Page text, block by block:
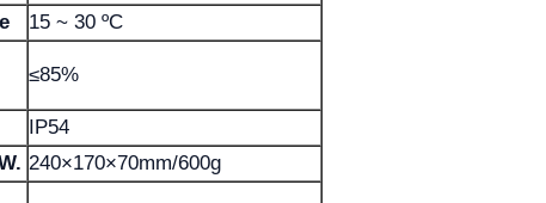
15 ~ 30 ºC
≤85%
IP54
240×170×70mm/600g